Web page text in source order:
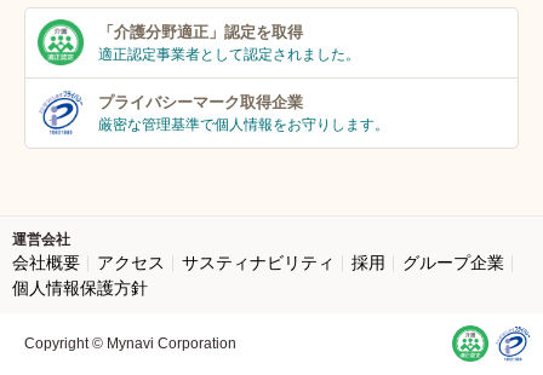
「介護分野適正」 認定を取得
適正認定事業者として認定されました。
プライバシーマーク取得企業
厳密な管理基準で個人情報をお守りします。
運営会社
会社概要 アクセス サスティナビリティ 採用
グループ企業
個人情報保護方針
Copyright © Mynavi Corporation